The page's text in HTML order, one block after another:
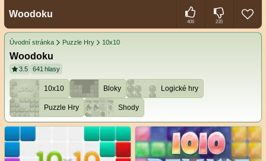
Woodoku
406 235
Úvodní stránka Puzzle Hry 10x10
Woodoku
3.5 641 hlasy
10x10 Bloky Logické hry
Puzzle Hry Shody